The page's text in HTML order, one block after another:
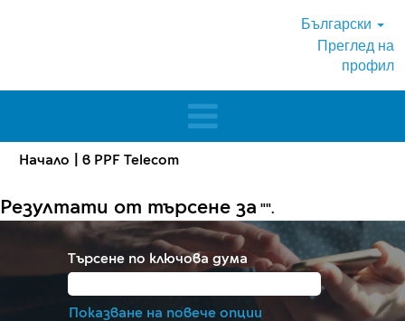
Български
Преглед на
профил
Начало | в PPF Telecom(настояща
Резултати от търсене за "".
Търсене по ключова дума
Показване на повече опции